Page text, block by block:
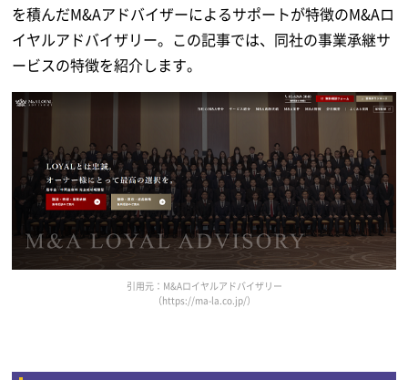
を積んだM&Aアドバイザーによるサポートが特徴のM&Aロ
イヤルアドバイザリー。この記事では、同社の事業承継サ
ービスの特徴を紹介します。
引用元：M&Aロイヤルアドバイザリー
（https://ma-la.co.jp/）